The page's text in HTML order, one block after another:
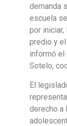
demanda
escuela
por iniciar,
predio y
informó el
Sotelo,
El
derecho a